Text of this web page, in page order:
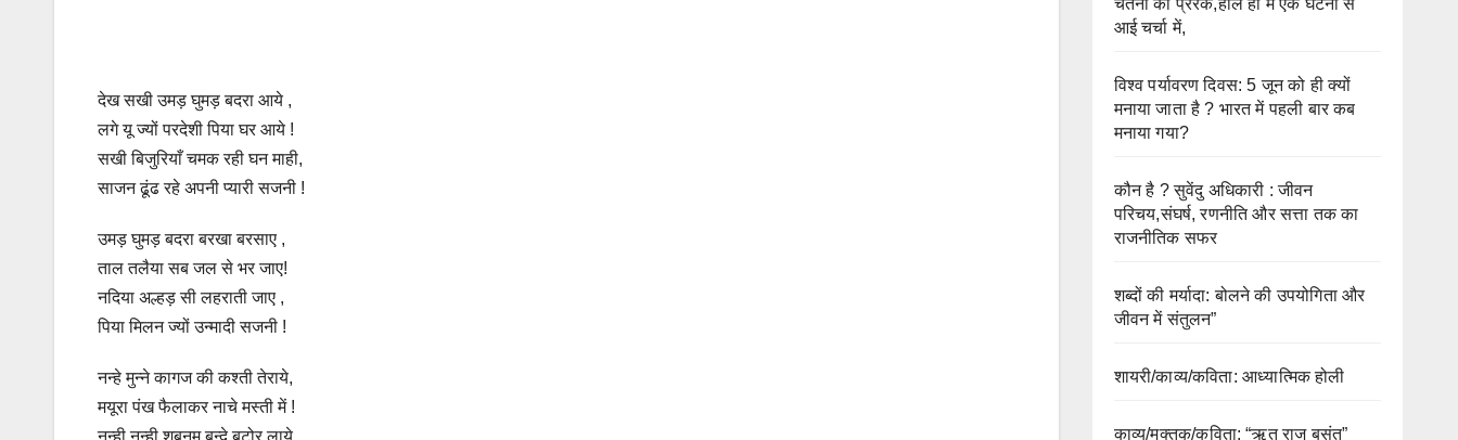
देख सखी उमड़ घुमड़ बदरा आये ,
लगे यू ज्यों परदेशी पिया घर आये !
सखी बिजुरियाँ चमक रही घन माही,
साजन ढूंढ रहे अपनी प्यारी सजनी !
उमड़ घुमड़ बदरा बरखा बरसाए ,
ताल तलैया सब जल से भर जाए!
नदिया अल्हड़ सी लहराती जाए ,
पिया मिलन ज्यों उन्मादी सजनी !
नन्हे मुन्ने कागज की कश्ती तेराये,
मयूरा पंख फैलाकर नाचे मस्ती में !
चेतना की प्रेरक,हाल ही में एक घटना से
आई चर्चा में,
विश्व पर्यावरण दिवस: 5 जून को ही क्यों
मनाया जाता है ? भारत में पहली बार कब
मनाया गया?
कौन है ? सुवेंदु अधिकारी : जीवन
परिचय,संघर्ष, रणनीति और सत्ता तक का
राजनीतिक सफर
शब्दों की मर्यादा: बोलने की उपयोगिता और
जीवन में संतुलन”
शायरी/काव्य/कविता: आध्यात्मिक होली
काव्य/मुक्तक/कविता: “ऋतु राज बसंत”